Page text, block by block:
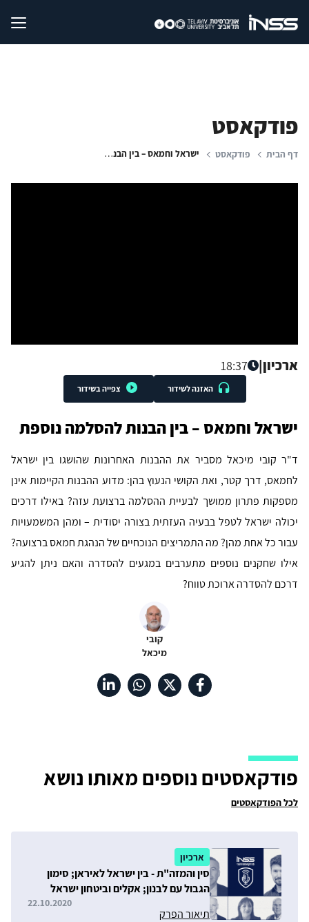
פודקאסט
דף הבית פודקאסט ישראל וחמאס – בין הבנות להסלמה נוספת
ארכיון|
18:37
האזנה לשידור צפייה בשידור
ישראל וחמאס – בין הבנות להסלמה נוספת
ד"ר קובי מיכאל מסביר את ההבנות האחרונות שהושגו בין ישראל
לחמאס, דרך קטר, ואת הקושי הנעוץ בהן: מדוע ההבנות הקיימות אינן
מספקות פתרון ממושך לבעיית ההסלמה ברצועת עזה? באילו דרכים
יכולה ישראל לטפל בבעיה העזתית בצורה יסודית – ומהן המשמעויות
עבור כל אחת מהן? מה התמריצים הנוכחיים של הנהגת חמאס ברצועה?
אילו שחקנים נוספים מתערבים במגעים להסדרה והאם ניתן להגיע
דרכם להסדרה ארוכת טווח?
קובי
מיכאל
פודקאסטים נוספים מאותו נושא
לכל הפודקאסטים
ארכיון
סין והמזה"ת - בין ישראל לאיראן; סימון
הגבול עם לבנון; אקלים וביטחון ישראל
תיאור הפרק
22.10.2020